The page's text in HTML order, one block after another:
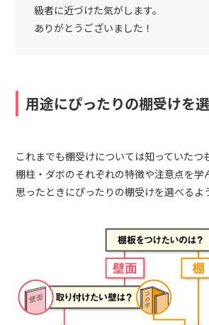
級者に近づけた気がします。
ありがとうございました！
用途にぴったりの棚受けを
これまでも棚受けについては知っていたつ
棚柱・ダボのそれぞれの特徴や注意点を学
思ったときにぴったりの棚受けを選べるよ